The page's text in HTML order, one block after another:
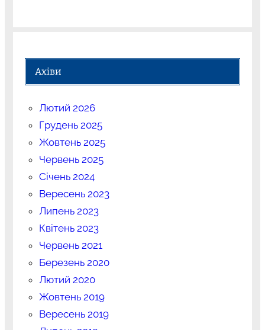
Ахіви
Лютий 2026
Грудень 2025
Жовтень 2025
Червень 2025
Січень 2024
Вересень 2023
Липень 2023
Квітень 2023
Червень 2021
Березень 2020
Лютий 2020
Жовтень 2019
Вересень 2019